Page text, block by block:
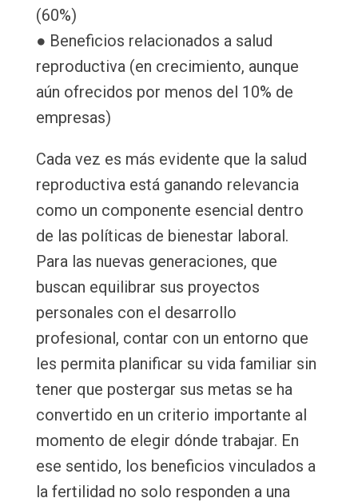
(60%)
● Beneficios relacionados a salud
reproductiva (en crecimiento, aunque
aún ofrecidos por menos del 10% de
empresas)
Cada vez es más evidente que la salud
reproductiva está ganando relevancia
como un componente esencial dentro
de las políticas de bienestar laboral.
Para las nuevas generaciones, que
buscan equilibrar sus proyectos
personales con el desarrollo
profesional, contar con un entorno que
les permita planificar su vida familiar sin
tener que postergar sus metas se ha
convertido en un criterio importante al
momento de elegir dónde trabajar. En
ese sentido, los beneficios vinculados a
la fertilidad no solo responden a una